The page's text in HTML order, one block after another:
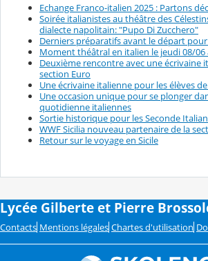
Echange Franco-italien 2025 : Partons
Soirée italianistes au théâtre des
dialecte napolitain: "Pupo Di Zucchero"
Derniers préparatifs avant le départ
Moment théâtral en italien le jeudi 08/06
Deuxième rencontre avec une écrivaine
section Euro
Une écrivaine italienne pour les élèves
Une occasion unique pour se plonger
quotidienne italiennes
Sortie historique pour les Seconde
WWF Sicilia nouveau partenaire de la
Retour sur le voyage en Sicile
Lycée Gilberte et Pierre
Contacts Mentions légales Chartes d'utilisation